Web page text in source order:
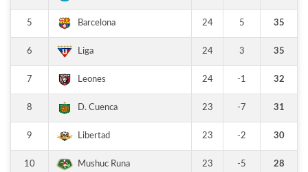
5 Barcelona 24 5 35
6 Liga 24 3 35
7 Leones 24 -1 32
8 D. Cuenca 23 -7 31
9 Libertad 23 -2 30
10 Mushuc Runa 23 -5 28